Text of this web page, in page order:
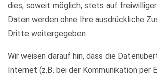
dies, soweit möglich, stets auf freiwilliger
Daten werden ohne Ihre ausdrückliche
Dritte weitergegeben.
Wir weisen darauf hin, dass die
Internet (z.B. bei der Kommunikation per